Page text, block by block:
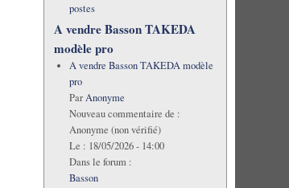
postes
A vendre Basson TAKEDA
modèle pro
A vendre Basson TAKEDA modèle
pro
ParAnonyme
Nouveau commentaire de :
Anonyme (non vérifié)
Le : 18/05/2026 - 14:00
Dans le forum :
Basson